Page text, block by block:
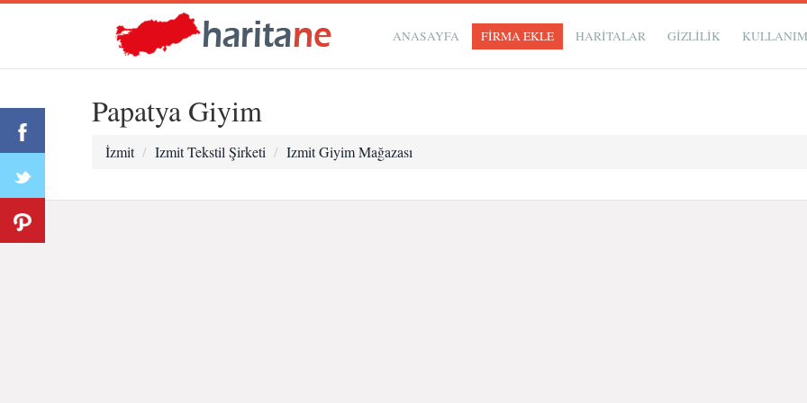
ANASAYFA FİRMA EKLE HARİTALAR GIZLILIK
Papatya Giyim
İzmit Izmit Tekstil Şirketi Izmit Giyim Mağazası